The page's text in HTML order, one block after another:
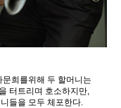
희를위해 두 할머니는
터트리며 호소하지만,
들을 모두 체포한다.